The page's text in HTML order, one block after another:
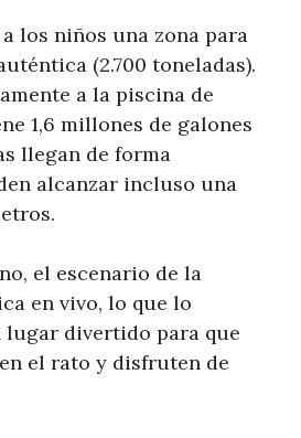
los niños una zona para
(2.700 toneladas).
a la piscina de
1,6 millones de galones
llegan de forma
alcanzar incluso una
el escenario de la
en vivo, lo que lo
lugar divertido para que
el rato y disfruten de